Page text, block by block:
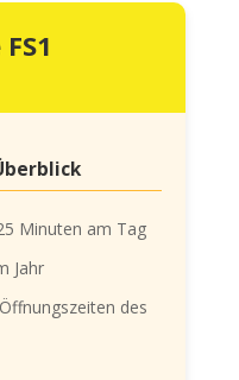
Minuten am Tag
Jahr
des